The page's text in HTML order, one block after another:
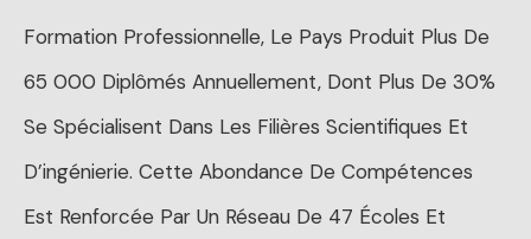
Formation Professionnelle, Le Pays Produit Plus De
65 000 Diplômés Annuellement, Dont Plus De 30%
Se Spécialisent Dans Les Filières Scientifiques Et
D’ingénierie. Cette Abondance De Compétences
Est Renforcée Par Un Réseau De 47 Écoles Et